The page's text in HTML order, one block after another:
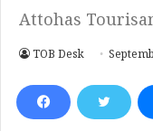
Attohas
TOB Desk